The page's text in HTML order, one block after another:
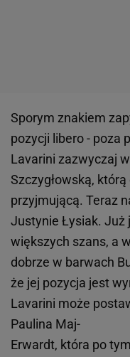
Sporym znakiem
pozycji libero - poza
Lavarini zazwyczaj
Szczygłowską,
przyjmującą. Teraz
Justynie Łysiak. Już
większych szans, a
dobrze w barwach
że jej pozycja jest
Lavarini może
Paulina Maj-
Erwardt, która po